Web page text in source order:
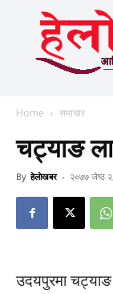
Home समाचार
चट्याङ
By हेलाेखबर - २०७७ जेष्ठ
उदयपुरमा